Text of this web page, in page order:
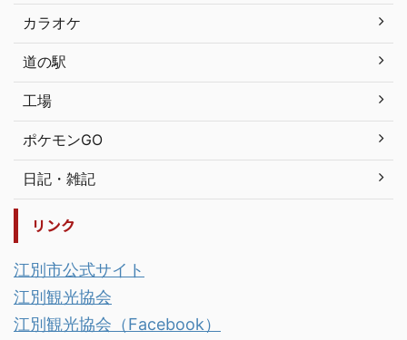
カラオケ
道の駅
工場
ポケモンGO
日記・雑記
リンク
江別市公式サイト
江別観光協会
江別観光協会（Facebook）